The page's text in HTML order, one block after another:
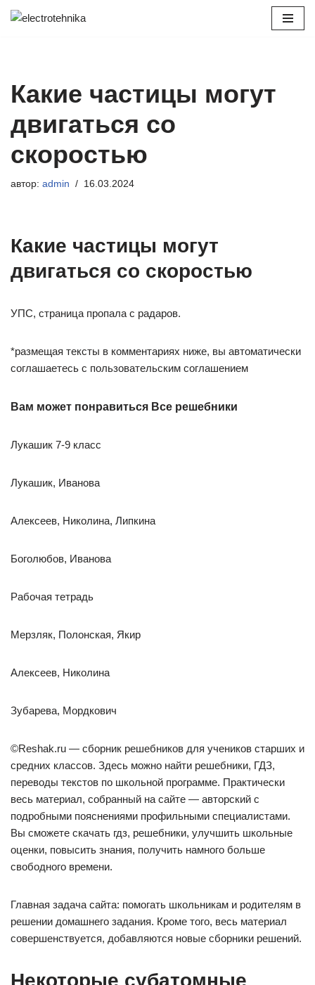
Какие частицы могут
двигаться со
скоростью
автор: admin 16.03.2024
Какие частицы могут
двигаться со скоростью
УПС, страница пропала с радаров.
*размещая тексты в комментариях ниже, вы автоматически
соглашаетесь с пользовательским соглашением
Вам может понравиться Все решебники
Лукашик 7-9 класс
Лукашик, Иванова
Алексеев, Николина, Липкина
Боголюбов, Иванова
Рабочая тетрадь
Мерзляк, Полонская, Якир
Алексеев, Николина
Зубарева, Мордкович
©Reshak.ru — сборник решебников для учеников старших и
средних классов. Здесь можно найти решебники, ГДЗ,
переводы текстов по школьной программе. Практически
весь материал, собранный на сайте — авторский с
подробными пояснениями профильными специалистами.
Вы сможете скачать гдз, решебники, улучшить школьные
оценки, повысить знания, получить намного больше
свободного времени.
Главная задача сайта: помогать школьникам и родителям в
решении домашнего задания. Кроме того, весь материал
совершенствуется, добавляются новые сборники решений.
Некоторые субатомные